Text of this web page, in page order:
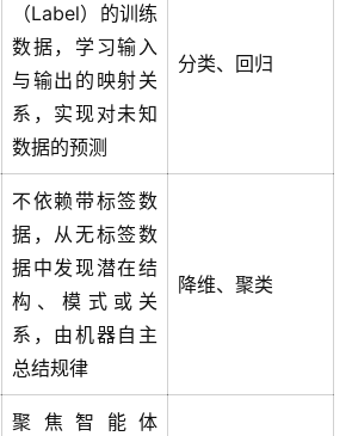
（Label）的训练
数据，学习输入
与输出的映射关
系，实现对未知
数据的预测
分类、回归
不依赖带标签数
据，从无标签数
据中发现潜在结
构、模式或关
系，由机器自主
总结规律
降维、聚类
聚焦智能体